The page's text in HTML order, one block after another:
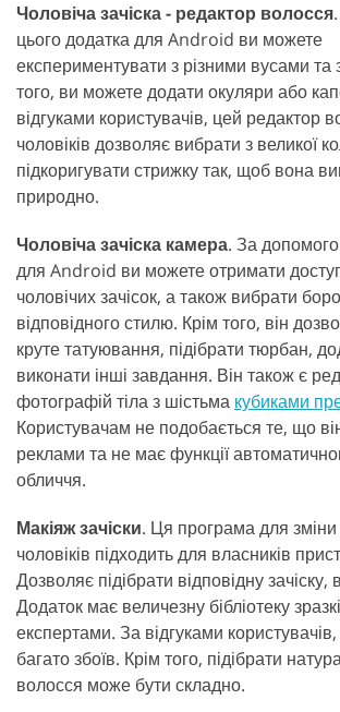
Чоловіча зачіска - редактор волосся
цього додатка для Android ви можете
експериментувати з різними вусами та
того, ви можете додати окуляри або
відгуками користувачів, цей редактор
чоловіків дозволяє вибрати з великої
підкоригувати стрижку так, щоб вона
природно.
Чоловіча зачіска камера. За
для Android ви можете отримати доступ
чоловічих зачісок, а також вибрати
відповідного стилю. Крім того, він
круте татуювання, підібрати тюрбан,
виконати інші завдання. Він також є
фотографій тіла з шістьма кубиками
Користувачам не подобається те, що
реклами та не має функції
обличчя.
Макіяж зачіски. Ця програма для зміни
чоловіків підходить для власників
Дозволяє підібрати відповідну зачіску,
Додаток має величезну бібліотеку
експертами. За відгуками
багато збоїв. Крім того, підібрати
волосся може бути складно.